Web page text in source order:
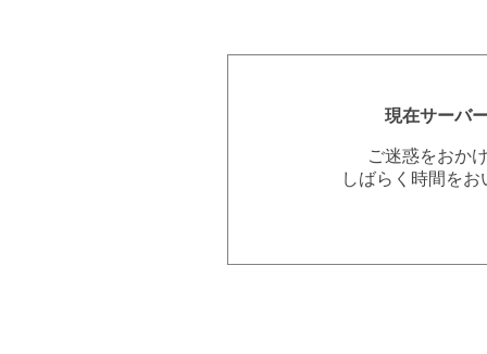
現在サーバ
ご迷惑をおか
しばらく時間を